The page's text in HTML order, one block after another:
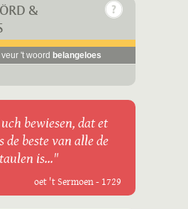
&
't woord belangeloes
bewiesen, dat et
de beste van alle de
taulen is..."
oet 't Sermoen - 1729